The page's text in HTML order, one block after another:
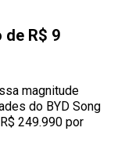
de R$ 9
magnitude
do BYD Song
249.990 por